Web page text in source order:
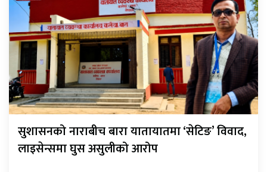
सुशासनको नाराबीच बारा यातायातमा ‘सेटिङ’ विवाद,
लाइसेन्समा घुस असुलीको आरोप